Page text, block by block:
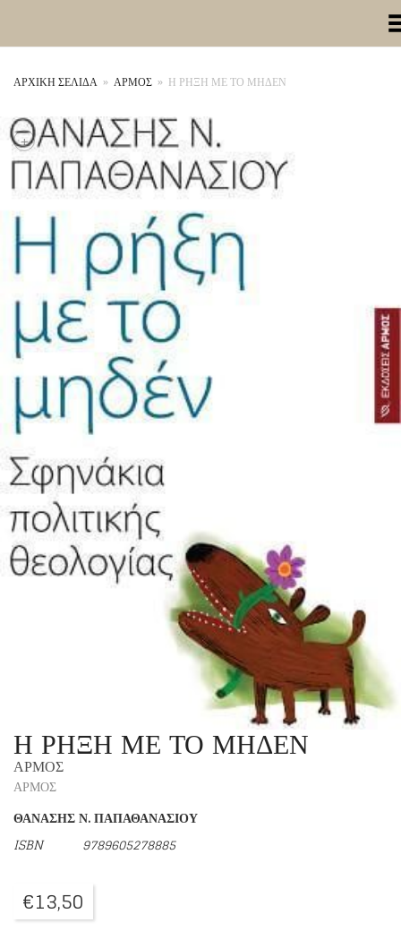
Toggle
ΑΡΧΙΚΉ ΣΕΛΊΔΑ » ΑΡΜΟΣ » Η ΡΗΞΗ ΜΕ ΤΟ ΜΗΔΕΝ
+
Η ΡΗΞΗ ΜΕ ΤΟ ΜΗΔΕΝ
ΑΡΜΟΣ
ΑΡΜΟΣ
ΘΑΝΑΣΗΣ Ν. ΠΑΠΑΘΑΝΑΣΙΟΥ
ISBN
9789605278885
€13,50